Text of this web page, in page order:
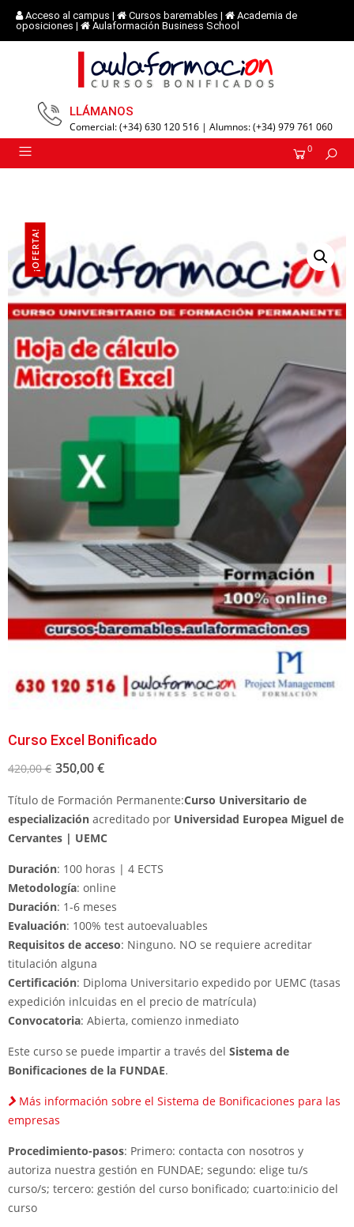
Acceso al campus | Cursos baremables |
Academia de
oposiciones | Aulaformación Business School
LLÁMANOS
Comercial: (+34) 630 120 516 | Alumnos: (+34) 979 761 060
0
¡OFERTA!
Curso Excel Bonificado
420,00€ 350,00€
Título de Formación Permanente:Curso Universitario de
especialización acreditado por Universidad Europea Miguel de
Cervantes | UEMC
Duración: 100 horas | 4 ECTS
Metodología: online
Duración: 1-6 meses
Evaluación: 100% test autoevaluables
Requisitos de acceso: Ninguno. NO se requiere acreditar
titulación alguna
Certificación: Diploma Universitario expedido por UEMC (tasas
expedición inlcuidas en el precio de matrícula)
Convocatoria: Abierta, comienzo inmediato
Este curso se puede impartir a través del Sistema de
Bonificaciones de la FUNDAE.
Más información sobre el Sistema de Bonificaciones para las
empresas
Procedimiento-pasos: Primero: contacta con nosotros y
autoriza nuestra gestión en FUNDAE; segundo: elige tu/s
curso/s; tercero: gestión del curso bonificado; cuarto:inicio del
curso